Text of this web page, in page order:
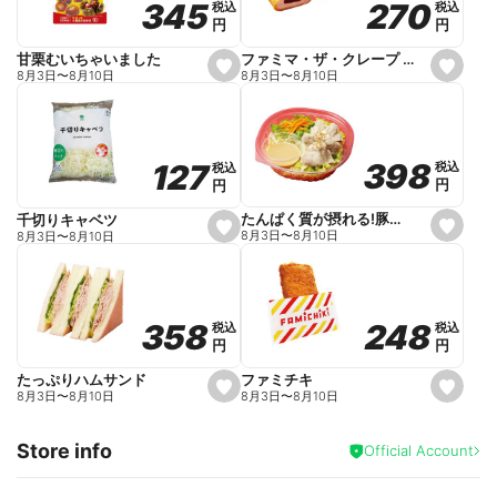
s
e
o
r
i
e
345
345税込
税込
円
円
甘栗むいちゃいました
8月3日〜8月10日
s
e
o
r
i
e
270
270 税込
税込
円
円
ファミマ・ザ・クレープ 生チョコ
8月3日〜8月10日
s
e
o
r
i
e
127
127税込
税込
円
円
千切りキャベツ
8月3日〜8月10日
s
e
o
r
i
e
398
398 税込
税込
円
円
たんぱく質が摂れる!豚しゃぶのパスタサラダ
8月3日〜8月10日
s
e
358
358税込
税込
円
円
たっぷりハムサンド
8月3日〜8月10日
s
e
a
248
248 税込
税込
円
円
ファミチキ
8月3日〜8月10日
Store info Official Account